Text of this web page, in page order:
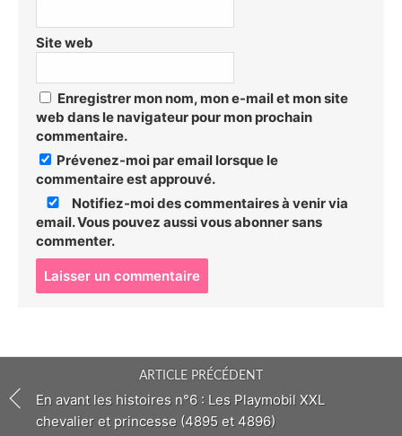
Site web
Enregistrer mon nom, mon e-mail et mon site
web dans le navigateur pour mon prochain
commentaire.
Prévenez-moi par email lorsque le
commentaire est approuvé.
Notifiez-moi des commentaires à venir via
email. Vous pouvez aussivous abonnersans
commenter.
o
m
m
e
ARTICLE PRÉCÉDENT
En avant les histoires n°6 : Les Playmobil XXL
chevalier et princesse (4895 et 4896)